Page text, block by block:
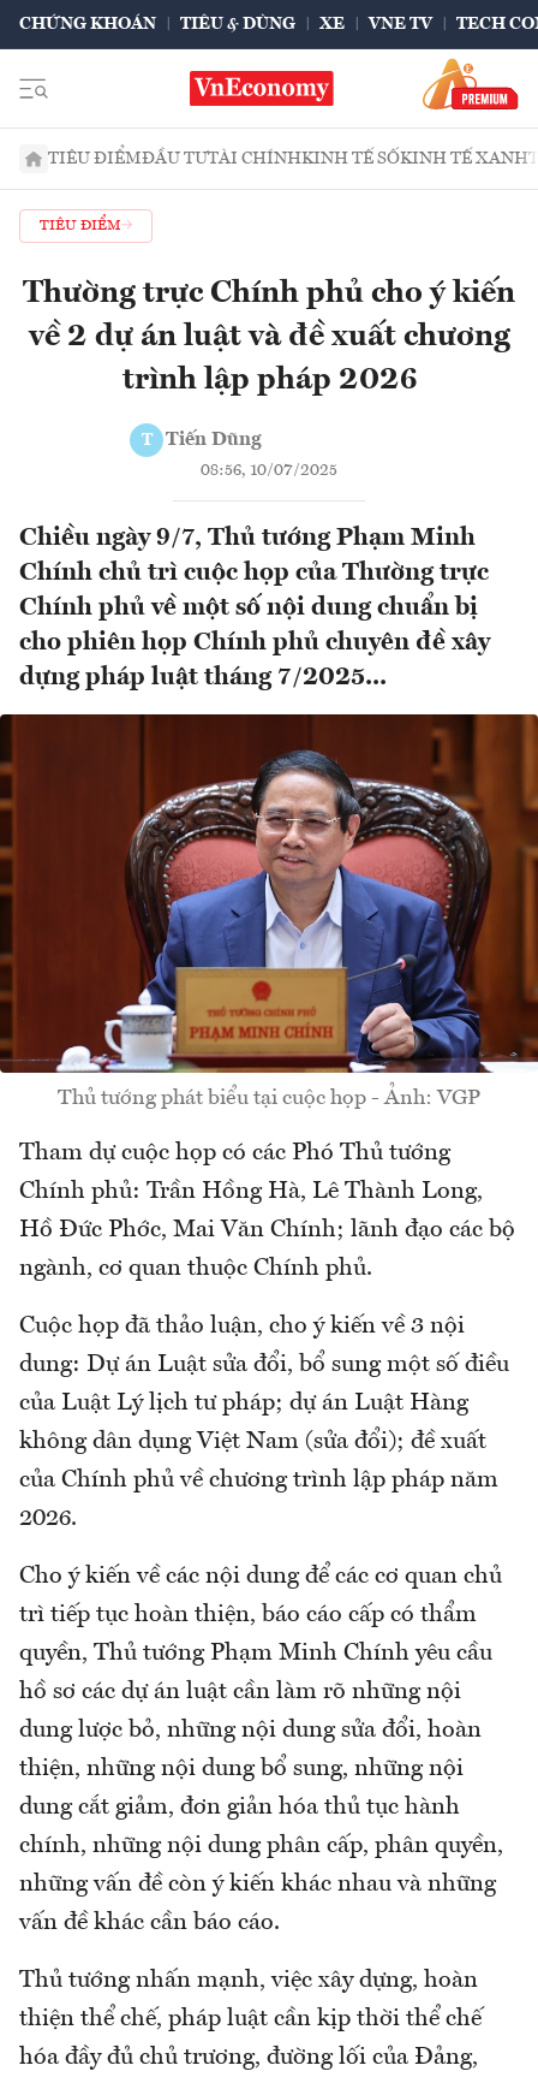
CHỨNG KHOÁN TIÊU & DÙNG XE VNE TV TECH
TIÊU ĐIỂMĐẦU TƯTÀI CHÍNHKINH TẾ SỐKINH TẾ XANH
TIÊU ĐIỂM
Thường trực Chính phủ cho ý kiến
về 2 dự án luật và đề xuất chương
trình lập pháp 2026
T Tiến Dũng
08:56, 10/07/2025
Chiều ngày 9/7, Thủ tướng Phạm Minh
Chính chủ trì cuộc họp của Thường trực
Chính phủ về một số nội dung chuẩn bị
cho phiên họp Chính phủ chuyên đề xây
dựng pháp luật tháng 7/2025...
Thủ tướng phát biểu tại cuộc họp - Ảnh: VGP
Tham dự cuộc họp có các Phó Thủ tướng
Chính phủ: Trần Hồng Hà, Lê Thành Long,
Hồ Đức Phớc, Mai Văn Chính; lãnh đạo các bộ
ngành, cơ quan thuộc Chính phủ.
Cuộc họp đã thảo luận, cho ý kiến về 3 nội
dung: Dự án Luật sửa đổi, bổ sung một số điều
của Luật Lý lịch tư pháp; dự án Luật Hàng
không dân dụng Việt Nam (sửa đổi); đề xuất
của Chính phủ về chương trình lập pháp năm
2026.
Cho ý kiến về các nội dung để các cơ quan chủ
trì tiếp tục hoàn thiện, báo cáo cấp có thẩm
quyền, Thủ tướng Phạm Minh Chính yêu cầu
hồ sơ các dự án luật cần làm rõ những nội
dung lược bỏ, những nội dung sửa đổi, hoàn
thiện, những nội dung bổ sung, những nội
dung cắt giảm, đơn giản hóa thủ tục hành
chính, những nội dung phân cấp, phân quyền,
những vấn đề còn ý kiến khác nhau và những
vấn đề khác cần báo cáo.
Thủ tướng nhấn mạnh, việc xây dựng, hoàn
thiện thể chế, pháp luật cần kịp thời thể chế
hóa đầy đủ chủ trương, đường lối của Đảng,